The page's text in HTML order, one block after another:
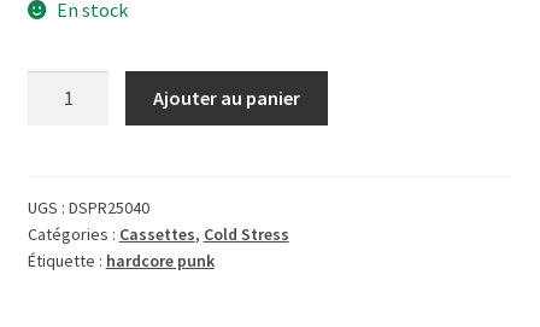
En stock
Stress
-
Realistic
Ajouter au panier
UGS : DSPR25040
Catégories : Cassettes, Cold Stress
Étiquette : hardcore punk